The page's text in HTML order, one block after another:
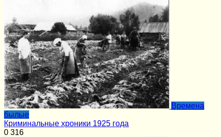
Времена
былые
Криминальные хроники 1925 года
0 316